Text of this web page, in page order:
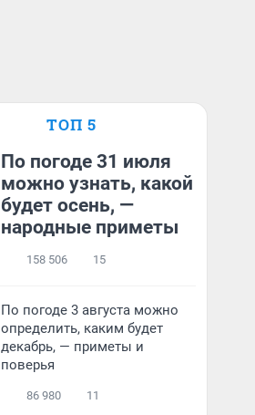
ТОП 5
По погоде 31 июля
можно узнать, какой
будет осень, —
народные приметы
158 506 15
По погоде 3 августа можно
определить, каким будет
декабрь, — приметы и
поверья
86 980 11